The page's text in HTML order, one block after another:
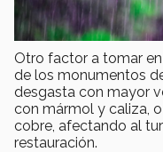
Otro factor a tomar
de los monumentos
desgasta con mayor
con mármol y caliza,
cobre, afectando al
restauración.